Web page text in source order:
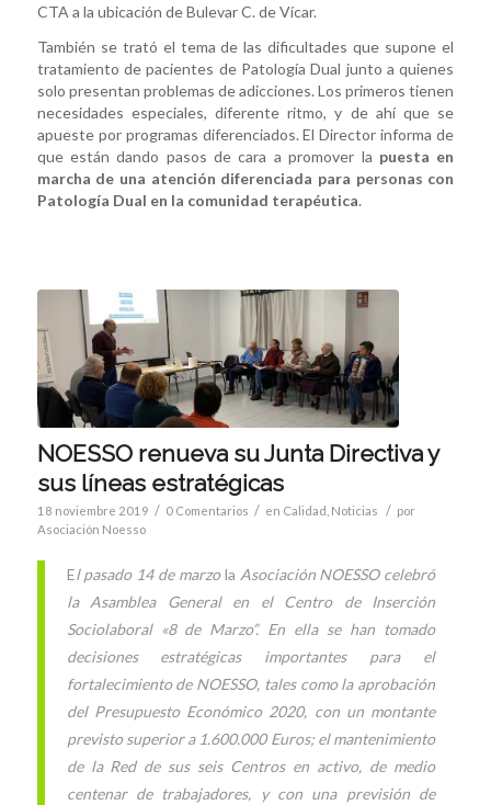
CTA a la ubicación de Bulevar C. de Vícar.
También se trató el tema de las dificultades que supone el
tratamiento de pacientes de Patología Dual junto a quienes
solo presentan problemas de adicciones. Los primeros tienen
necesidades especiales, diferente ritmo, y de ahí que se
apueste por programas diferenciados. El Director informa de
que están dando pasos de cara a promover la puesta en
marcha de una atención diferenciada para personas con
Patología Dual en la comunidad terapéutica.
NOESSO renueva su Junta Directiva y
sus líneas estratégicas
18 noviembre 2019 / 0 Comentarios / en Calidad Noticias / por
Asociación Noesso
El pasado 14 de marzola Asociación NOESSO celebró
la Asamblea General en el Centro de Inserción
Sociolaboral «8 de Marzo”. En ella se han tomado
decisiones estratégicas importantes para el
fortalecimiento de NOESSO, tales como la aprobación
del Presupuesto Económico 2020, con un montante
previsto superior a 1.600.000 Euros; el mantenimiento
de la Red de sus seis Centros en activo, de medio
centenar de trabajadores, y con una previsión de